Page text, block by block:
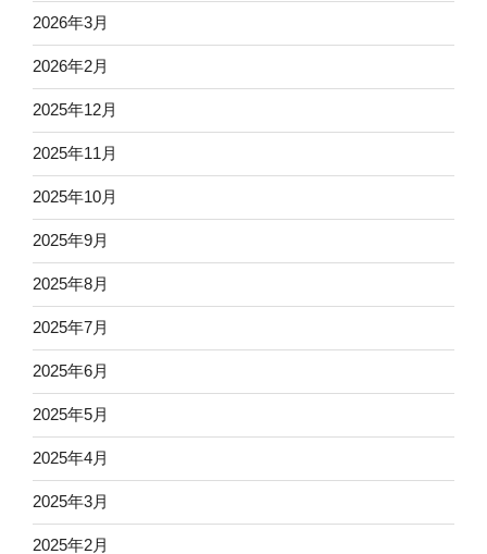
2026年3月
2026年2月
2025年12月
2025年11月
2025年10月
2025年9月
2025年8月
2025年7月
2025年6月
2025年5月
2025年4月
2025年3月
2025年2月